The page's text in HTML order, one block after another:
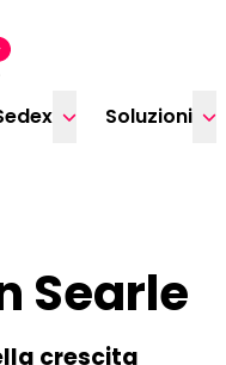
Soluzioni
Searle
crescita